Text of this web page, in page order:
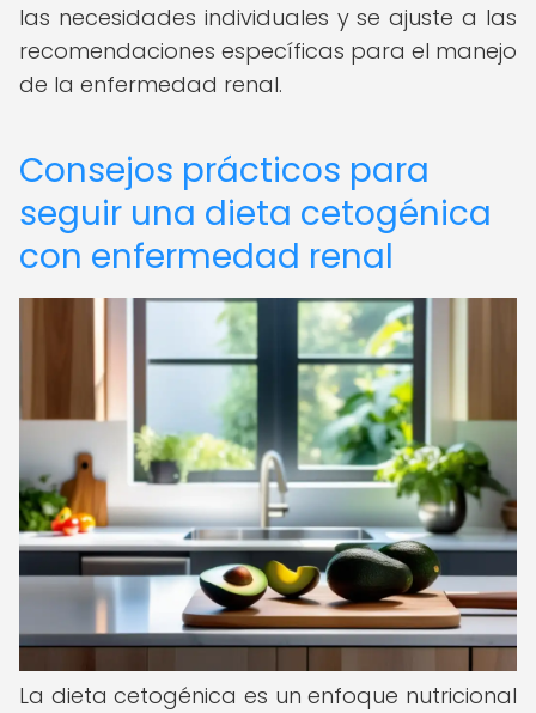
las necesidades individuales y se ajuste a las
recomendaciones específicas para el manejo
de la enfermedad renal.
Consejos prácticos para
seguir una dieta cetogénica
con enfermedad renal
La dieta cetogénica es un enfoque nutricional